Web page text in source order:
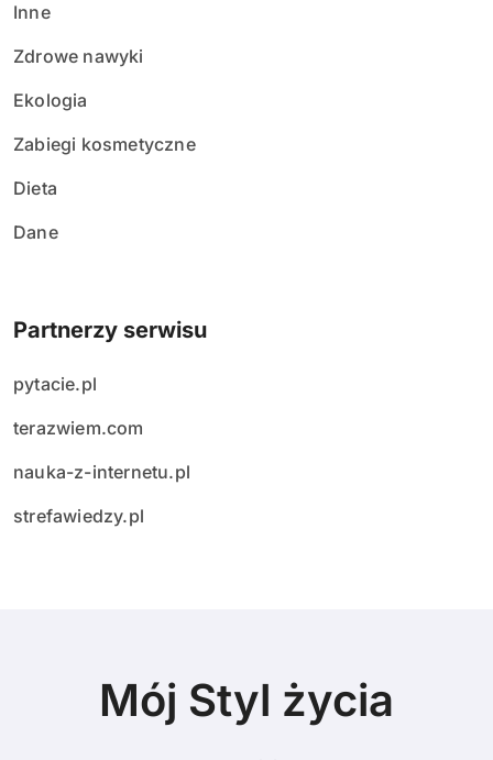
Inne
Zdrowe nawyki
Ekologia
Zabiegi kosmetyczne
Dieta
Dane
Partnerzy serwisu
pytacie.pl
terazwiem.com
nauka-z-internetu.pl
strefawiedzy.pl
Mój Styl życia